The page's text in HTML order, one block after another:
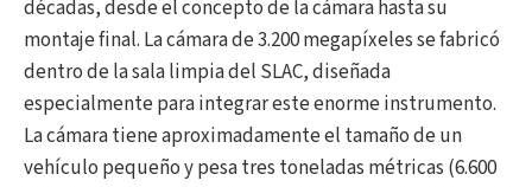
décadas, desde el concepto de la cámara hasta su
montaje final. La cámara de 3.200 megapíxeles se fabricó
dentro de la sala limpia del SLAC, diseñada
especialmente para integrar este enorme instrumento.
La cámara tiene aproximadamente el tamaño de un
vehículo pequeño y pesa tres toneladas métricas (6.600